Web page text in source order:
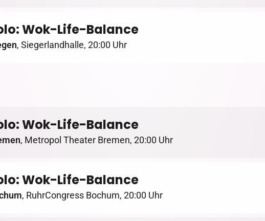
Wok-Life-Balance
, Siegerlandhalle, 20:00 Uhr
Wok-Life-Balance
, Metropol Theater Bremen, 20:00 Uhr
Wok-Life-Balance
, RuhrCongress Bochum, 20:00 Uhr